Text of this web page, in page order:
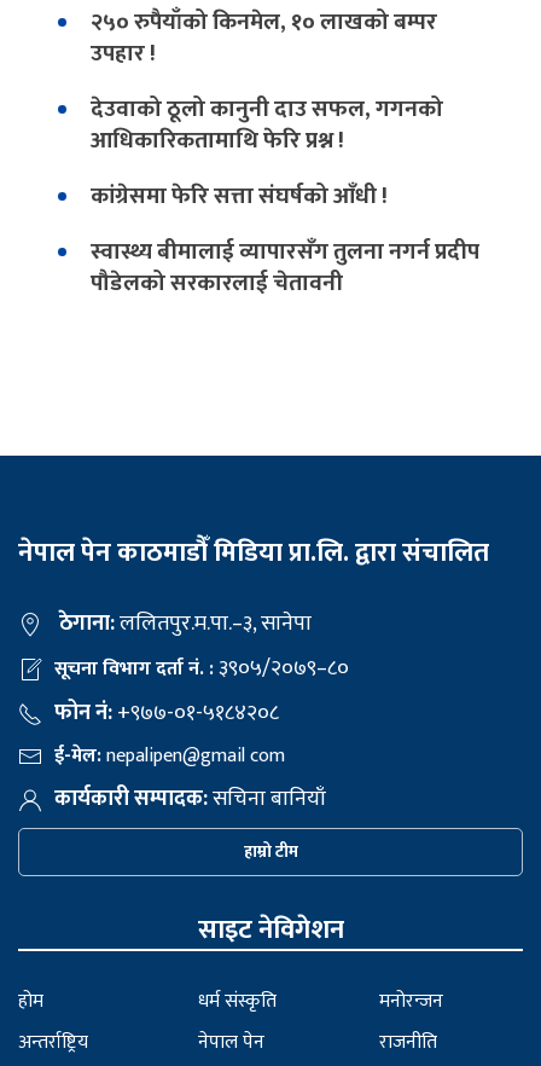
२५० रुपैयाँको किनमेल, १० लाखको बम्पर
उपहार !
देउवाको ठूलो कानुनी दाउ सफल, गगनको
आधिकारिकतामाथि फेरि प्रश्न !
कांग्रेसमा फेरि सत्ता संघर्षको आँधी !
स्वास्थ्य बीमालाई व्यापारसँग तुलना नगर्न प्रदीप
पौडेलको सरकारलाई चेतावनी
नेपाल पेन काठमाडौँ मिडिया प्रा.लि. द्वारा संचालित
ठेगाना:ललितपुर.म.पा.–३, सानेपा
सूचना विभाग दर्ता नं. :३९०५/२०७९–८०
फोन नं:+९७७-०१-५१८४२०८
ई-मेल:nepalipen@gmail com
कार्यकारी सम्पादक:सचिना बानियाँ
हाम्रो टीम
साइट नेविगेशन
होम
अन्तर्राष्ट्रिय
धर्म संस्कृति
नेपाल पेन
मनोरन्जन
राजनीति